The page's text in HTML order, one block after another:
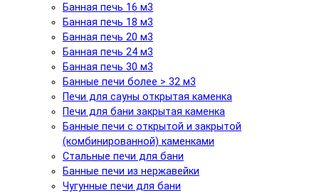
Банная печь 16 м3
Банная печь 18 м3
Банная печь 20 м3
Банная печь 24 м3
Банная печь 30 м3
Банные печи более > 32 м3
Печи для сауны открытая каменка
Печи для бани закрытая каменка
Банные печи с открытой и закрытой
(комбинированной) каменками
Стальные печи для бани
Банные печи из нержавейки
Чугунные печи для бани